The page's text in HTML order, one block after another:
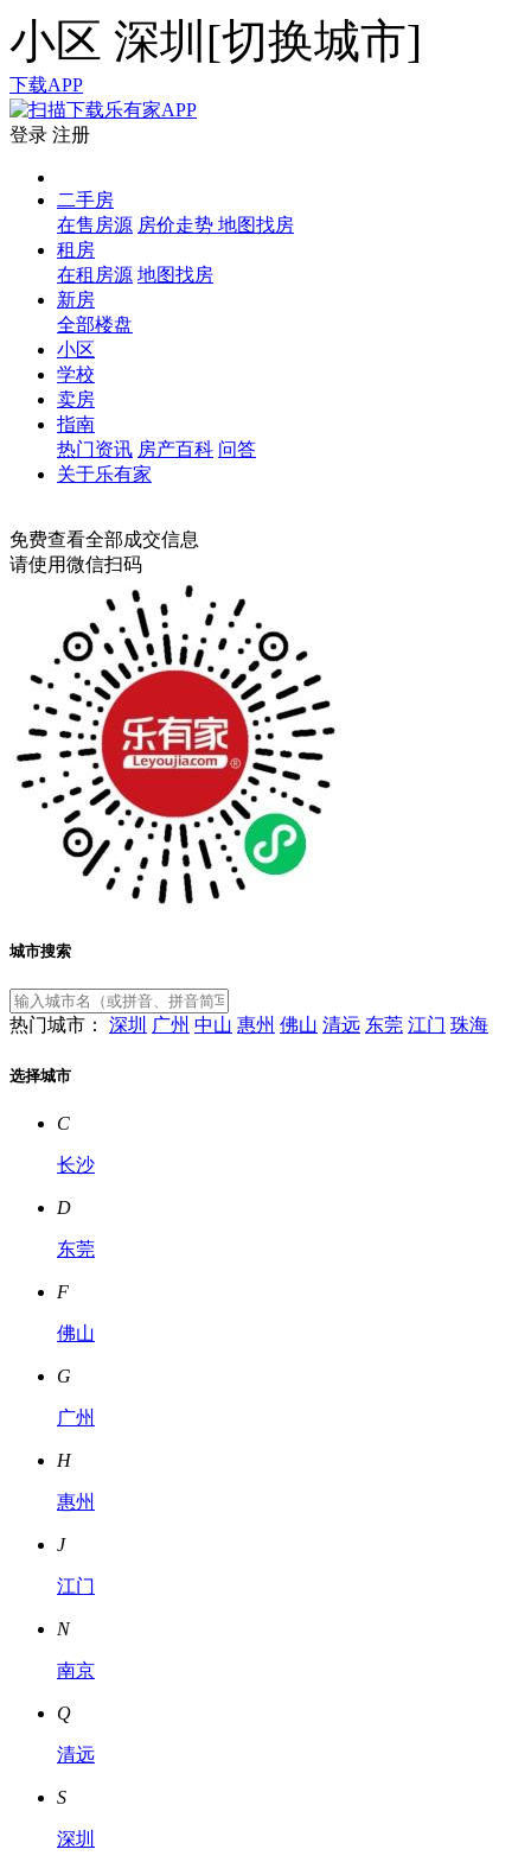
小区 深圳[切换城市]
下载APP
登录 注册
二手房
在售房源 房价走势 地图找房
租房
在租房源 地图找房
新房
全部楼盘
小区
学校
卖房
指南
热门资讯 房产百科 问答
关于乐有家
免费查看全部成交信息
请使用微信扫码
城市搜索
热门城市： 深圳 广州 中山 惠州 佛山 清远 东莞 江门 珠海
选择城市
C
长沙
D
东莞
F
佛山
G
广州
H
惠州
J
江门
N
南京
Q
清远
S
深圳